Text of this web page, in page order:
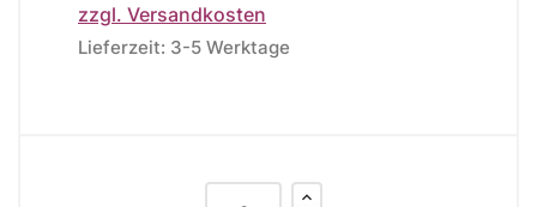
zzgl. Versandkosten
Lieferzeit: 3-5 Werktage